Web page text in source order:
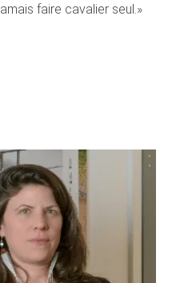
faire cavalier seul.»